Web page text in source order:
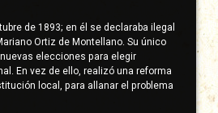
de 1893; en él se declaraba ilegal
Ortiz de Montellano. Su único
elecciones para elegir
En vez de ello, realizó una reforma
local, para allanar el problema